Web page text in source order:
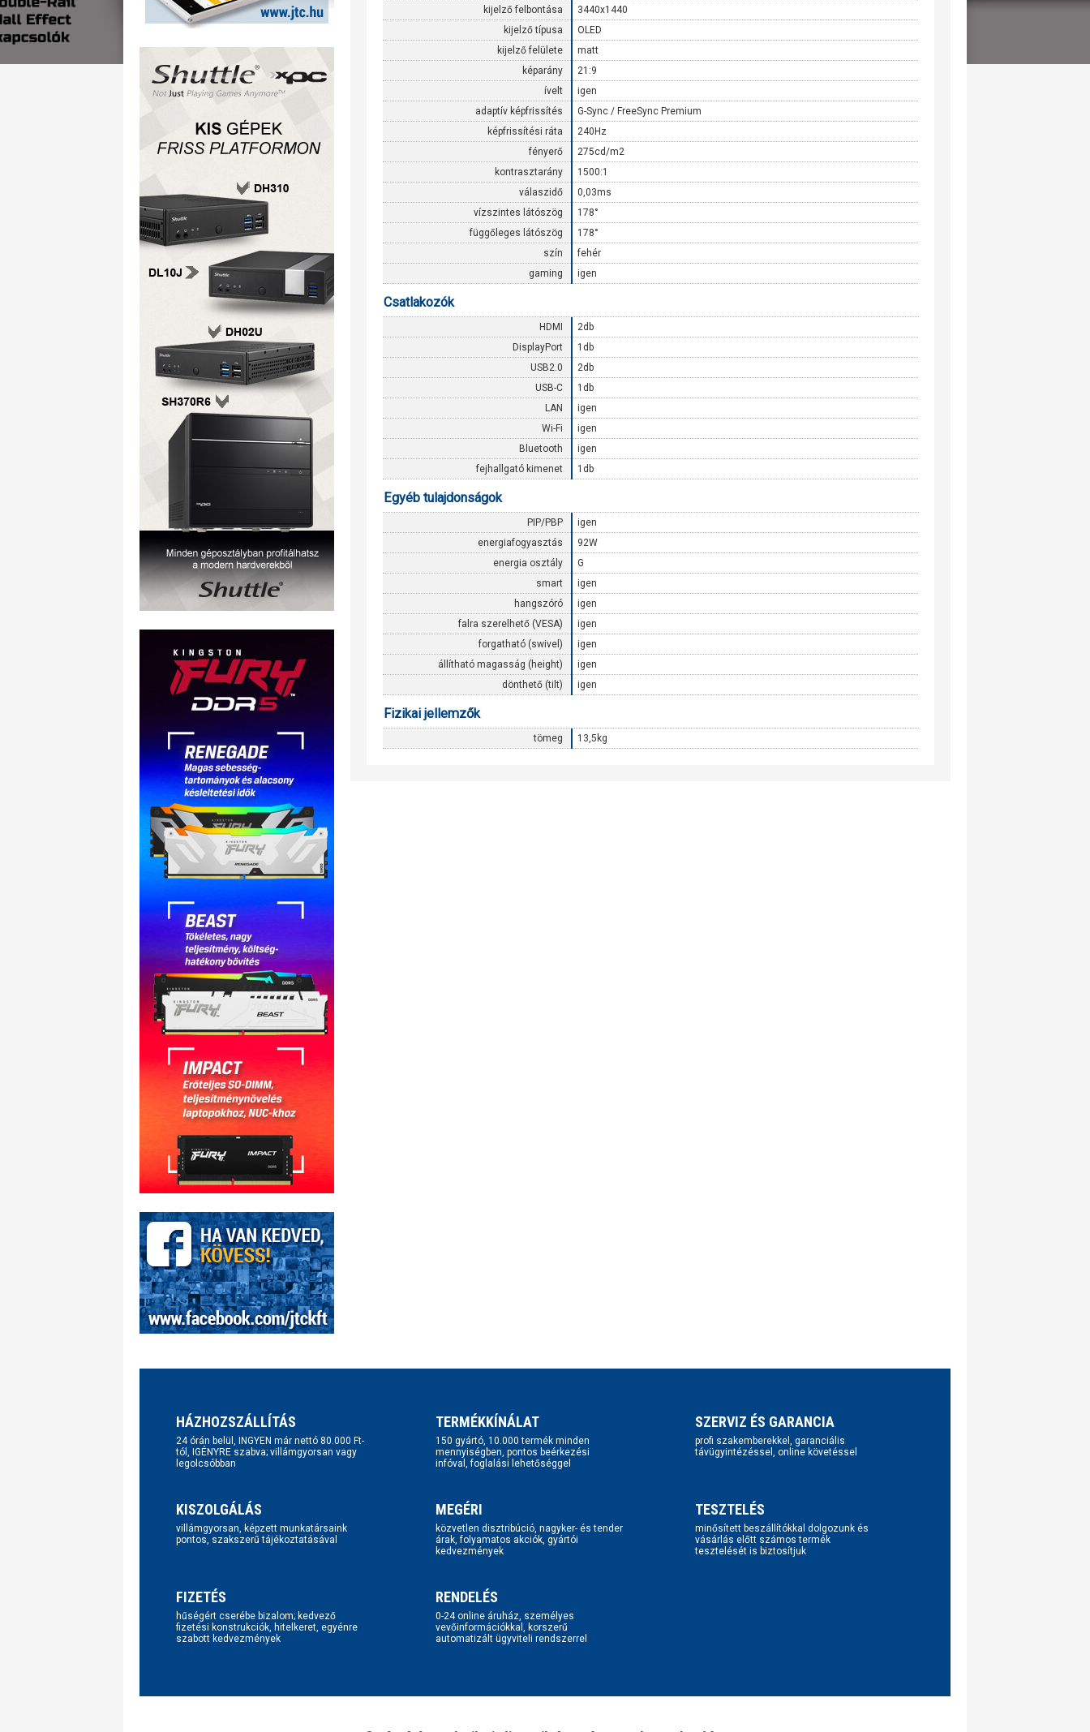
kijelző felbontása
3440x1440
kijelző típusa
OLED
kijelző felülete
matt
képarány
21:9
ívelt
igen
adaptív képfrissítés
G-Sync / FreeSync Premium
képfrissítési ráta
240Hz
fényerő
275cd/m2
kontrasztarány
1500:1
válaszidő
0,03ms
vízszintes látószög
178°
függőleges látószög
178°
szín
fehér
gaming
igen
Csatlakozók
HDMI
2db
DisplayPort
1db
USB2.0
2db
USB-C
1db
LAN
igen
Wi-Fi
igen
Bluetooth
igen
fejhallgató kimenet
1db
Egyéb tulajdonságok
PIP/PBP
igen
energiafogyasztás
92W
energia osztály
G
smart
igen
hangszóró
igen
falra szerelhető (VESA)
igen
forgatható (swivel)
igen
állítható magasság (height)
igen
dönthető (tilt)
igen
Fizikai jellemzők
tömeg 13,5kg
HÁZHOZSZÁLLÍTÁS
24 órán belül, INGYEN már nettó 80.000 Ft-
tól, IGÉNYRE szabva; villámgyorsan vagy
legolcsóbban
TERMÉKKÍNÁLAT
150 gyártó, 10.000 termék minden
mennyiségben, pontos beérkezési
infóval, foglalási lehetőséggel
SZERVIZ ÉS GARANCIA
profi szakemberekkel, garanciális
távügyintézéssel, online követéssel
KISZOLGÁLÁS
villámgyorsan, képzett munkatársaink
pontos, szakszerű tájékoztatásával
MEGÉRI
közvetlen disztribúció, nagyker- és tender
árak, folyamatos akciók, gyártói
kedvezmények
TESZTELÉS
minősített beszállítókkal dolgozunk és
vásárlás előtt számos termék
tesztelését is biztosítjuk
FIZETÉS
hűségért cserébe bizalom; kedvező
fizetési konstrukciók, hitelkeret, egyénre
szabott kedvezmények
RENDELÉS
0-24 online áruház, személyes
vevőinformációkkal, korszerű
automatizált ügyviteli rendszerrel